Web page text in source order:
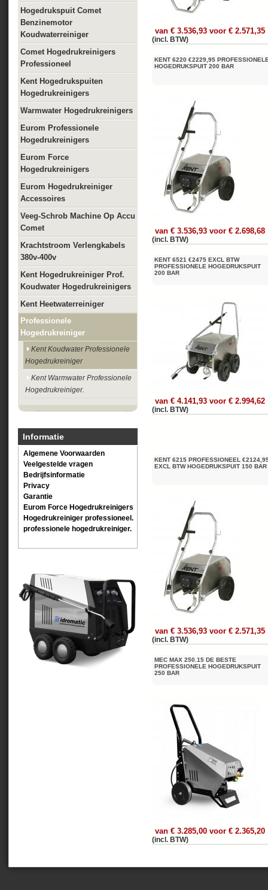
Hogedrukspuit Comet
Benzinemotor
Koudwaterreiniger
Comet Hogedrukreinigers
Professioneel
Kent Hogedrukspuiten
Hogedrukreinigers
Warmwater Hogedrukreinigers
Eurom Professionele
Hogedrukreinigers
Eurom Force
Hogedrukreinigers
Eurom Hogedrukreiniger
Accessoires
Veeg-Schrob Machine Op Accu
Comet
Krachtstroom Verlengkabels
380v-400v
Kent Hogedrukreiniger Prof.
Koudwater Hogedrukreinigers
Kent Heetwaterreiniger
Professionele
Hogedrukreiniger
Kent Koudwater Professionele
Hogedrukreiniger
Kent Warmwater Professionele
Hogedrukreiniger.
Informatie
Algemene Voorwaarden
Veelgestelde vragen
Bedrijfsinformatie
Privacy
Garantie
Eurom Force Hogedrukreinigers
Hogedrukreiniger professioneel.
professionele hogedrukreiniger.
van € 3.536,93 voor € 2.571,35
(incl. BTW)
KENT 6220 €2229,95
HOGEDRUKSPUIT 200 BAR
van € 3.536,93 voor € 2.698,68
(incl. BTW)
KENT 6521 €2475 EXCL BTW
PROFESSIONELE HOGEDRUKSPUIT
200 BAR
van € 4.141,93 voor € 2.994,62
(incl. BTW)
KENT 6215 PROFESSIONEEL
EXCL BTW HOGEDRUKSPUIT 150 BAR
van € 3.536,93 voor € 2.571,35
(incl. BTW)
MEC MAX 250.15 DE BESTE
PROFESSIONELE HOGEDRUKSPUIT
250 BAR
van € 3.285,00 voor € 2.365,20
(incl. BTW)